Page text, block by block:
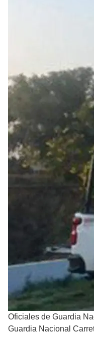
Oficiales de Guardia
Guardia Nacional